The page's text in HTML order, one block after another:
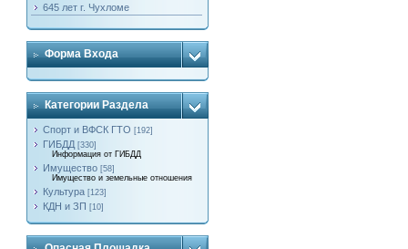
645 лет г. Чухломе
Форма Входа
Категории Раздела
Спорт и ВФСК ГТО [192]
ГИБДД [330]
Информация от ГИБДД
Имущество [58]
Имущество и земельные отношения
Культура [123]
КДН и ЗП [10]